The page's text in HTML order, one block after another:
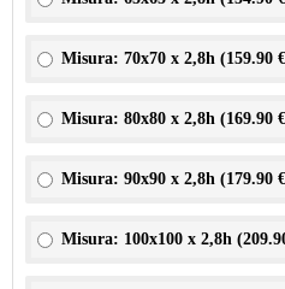
Misura: 70x70 x 2,8h (159.90 €
Misura: 80x80 x 2,8h (169.90 €
Misura: 90x90 x 2,8h (179.90 €
Misura: 100x100 x 2,8h (